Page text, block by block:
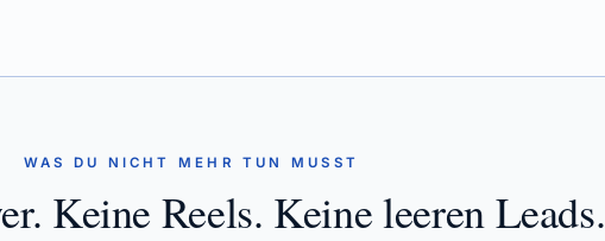
WAS DU NICHT MEHR TUN MUSST
Keine Reels. Keine leeren Leads.